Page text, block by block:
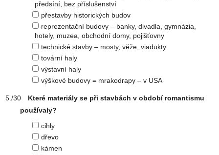
předsíní, bez příslušenství
přestavby historických budov
reprezentační budovy – banky, divadla, gymnázia,
hotely, muzea, obchodní domy, pojišťovny
technické stavby – mosty, věže, viadukty
tovární haly
výstavní haly
výškové budovy = mrakodrapy – v USA
Které materiály se při stavbách v období romantismu
používaly?
cihly
dřevo
kámen